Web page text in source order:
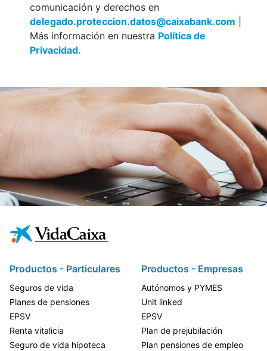
comunicación y derechos en
delegado.proteccion.datos@caixabank.com
Más información en nuestra Política de
Privacidad.
Productos - Particulares
Seguros de vida
Planes de pensiones
EPSV
Renta vitalicia
Seguro de vida hipoteca
Productos - Empresas
Autónomos y PYMES
Unit linked
EPSV
Plan de prejubilación
Plan pensiones de empleo